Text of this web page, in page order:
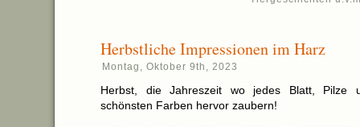
Herbstliche Impressionen im Harz
Montag, Oktober 9th, 2023
Herbst, die Jahreszeit wo jedes Blatt, Pilze
schönsten Farben hervor zaubern!